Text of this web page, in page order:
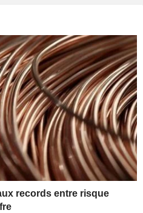
records entre risque